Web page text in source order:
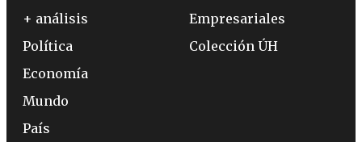
+ análisis
Política
Economía
Mundo
País
Empresariales
Colección ÚH